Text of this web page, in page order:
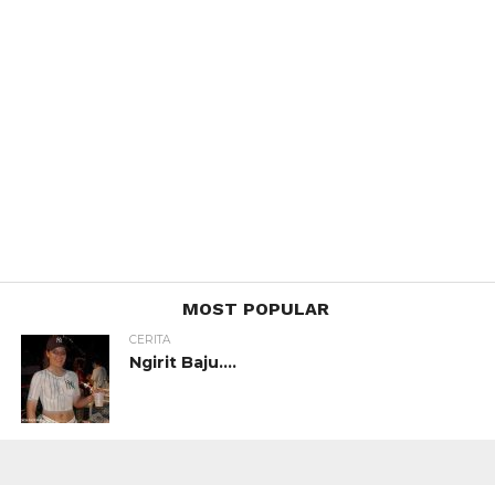
MOST POPULAR
CERITA
Ngirit Baju….